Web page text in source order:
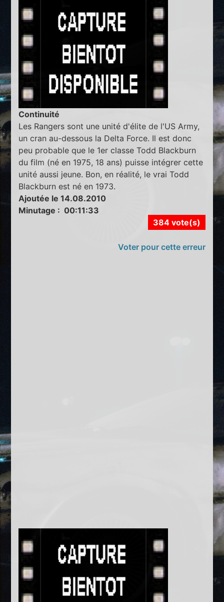
Continuité
Les Rangers sont une unité d'élite de l'US Army,
un cran au-dessous la Delta Force. Il est donc
peu probable que le 1er classe Todd Blackburn
du film (né en 1975, 18 ans) puisse intégrer cette
unité aussi jeune. Bon, en réalité, le vrai Todd
Blackburn est né en 1973.
Ajoutée le 14.08.2010
Minutage : 00:11:33
384 vote(s)
Voter pour cette erreur